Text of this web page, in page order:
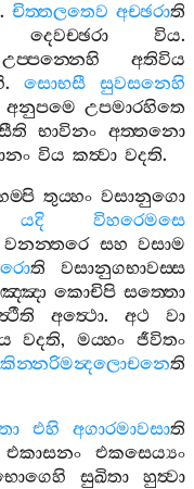
. චිත‍්තලතෙව අච‍්ඡරාති
දෙවච‍්ඡරා විය.
උප‍්පන‍්නෙහි
අතිවිය
. සොභසී
සුවසනෙහි
අනුපමෙ උපමාරහිතෙ
භාවිනං අත‍්තනො
විය කත්‍වා වදති.
තුය‍්හං වසානුගො
යදි
විහරෙමසෙ
වනන‍්තරෙ සහ වසාම
ති
වසානුගභාවස‍්ස
කොචිපි සත‍්තො
අත්‍ථො. අථ
වා
වදති,මය‍්හං ජීවිතං
කින‍්නරිමන්‍දලොචනෙති
එහි අගාරමාවසාති
එකාසනං
එකසෙය්‍යං
සුඛිතා
හුත්‍වා